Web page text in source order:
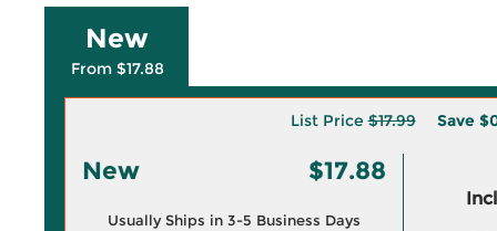
New
From $17.88
List Price$17.99 Save
New $17.88
Usually Ships in 3-5 Business Days